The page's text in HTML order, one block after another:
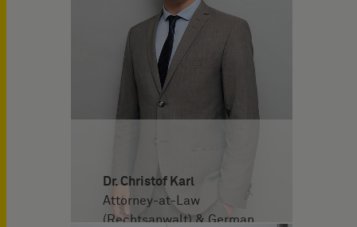
Dr. Christof Karl
Attorney-at-Law
(Rechtsanwalt) & German